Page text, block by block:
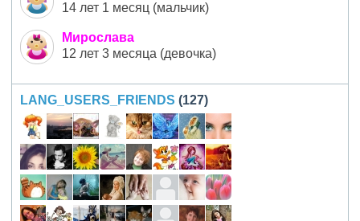
14 лет 1 месяц (мальчик)
Мирослава
12 лет 3 месяца (девочка)
LANG_USERS_FRIENDS (127)